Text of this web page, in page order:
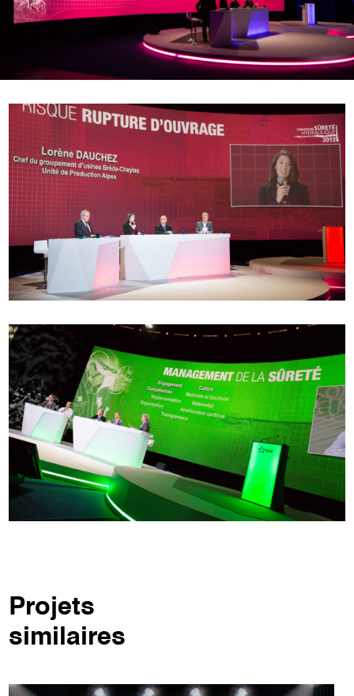
Projets
similaires